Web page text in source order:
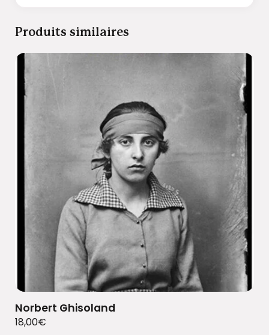
Produits similaires
Norbert Ghisoland
18,00€